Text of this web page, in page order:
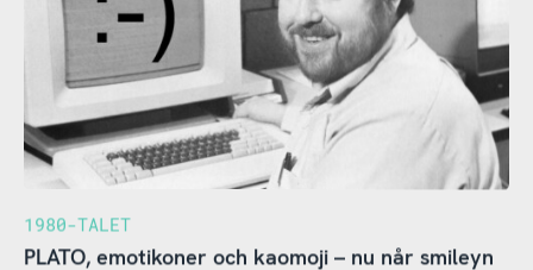
1980-TALET
PLATO, emotikoner och kaomoji – nu når smileyn